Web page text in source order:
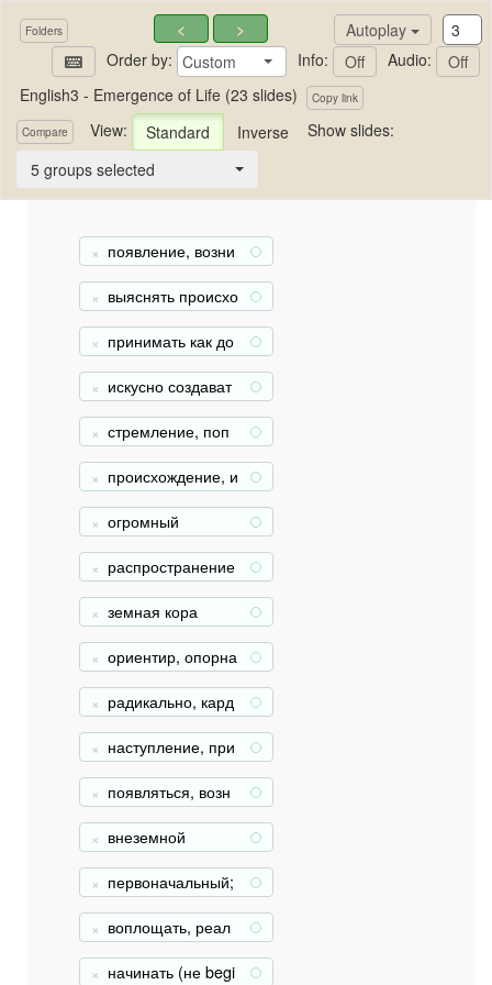
Folders
Autoplay
Order by: Custom Info: Off Audio:
Off
English3 - Emergence of Life (23 slides)
Copy link
Compare View: Standard Inverse
Show slides:
5 groups selected
< >
English3 - Emergence of Life
появление, возни
кновение
+
выяснять происхо
ждение
+
принимать как до
лжное, считать са
мо собой разуме
ющимся
+
искусно создават
ь
+
стремление, поп
ытка
+
происхождение, и
сточник
+
огромный +
распространение +
земная кора +
ориентир, опорна
я отметка
+
радикально, кард
инально
+
наступление, при
ход
+
появляться, возн
икать (не appear)
+
внеземной +
первоначальный;
первобытный
+
воплощать, реал
изовать
+
начинать (не begi
+